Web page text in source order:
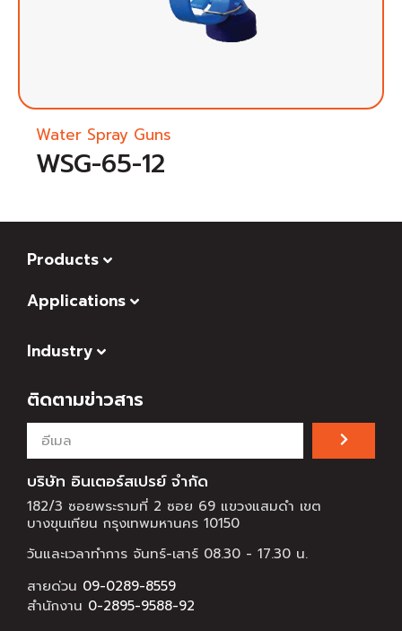
Water Spray Guns
WSG-65-12
Products
Applications
Industry
ติดตามข่าวสาร
บริษัท อินเตอร์สเปรย์ จำกัด
182/3 ซอยพระรามที่ 2 ซอย 69 แขวงแสมดำ เขต
บางขุนเทียน กรุงเทพมหานคร 10150
วันและเวลาทำการ จันทร์-เสาร์ 08.30 - 17.30 น.
สายด่วน 09-0289-8559
สำนักงาน 0-2895-9588-92